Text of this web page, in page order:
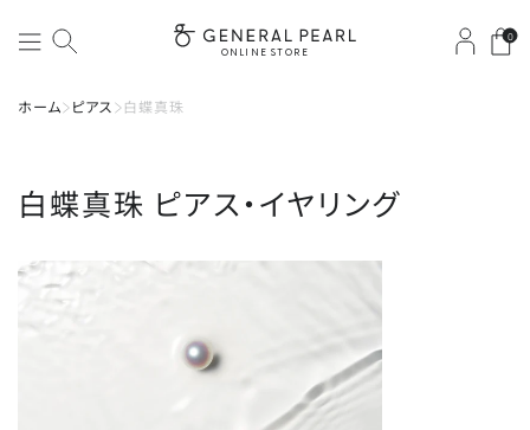
ONLINE STORE
0
ホーム ピアス 白蝶真珠
白蝶真珠 ピアス・イヤリング